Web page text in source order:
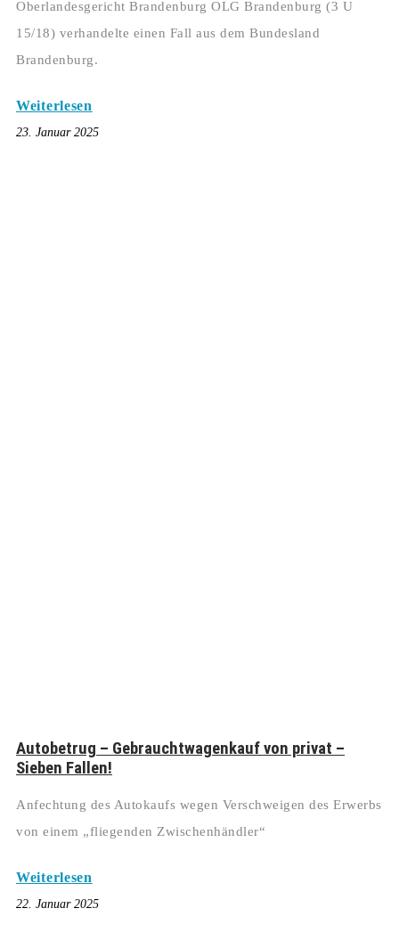
Oberlandesgericht Brandenburg OLG Brandenburg (3 U
15/18) verhandelte einen Fall aus dem Bundesland
Brandenburg.
Weiterlesen
23. Januar 2025
Autobetrug – Gebrauchtwagenkauf von privat –
Sieben Fallen!
Anfechtung des Autokaufs wegen Verschweigen des Erwerbs
von einem „fliegenden Zwischenhändler“
Weiterlesen
22. Januar 2025